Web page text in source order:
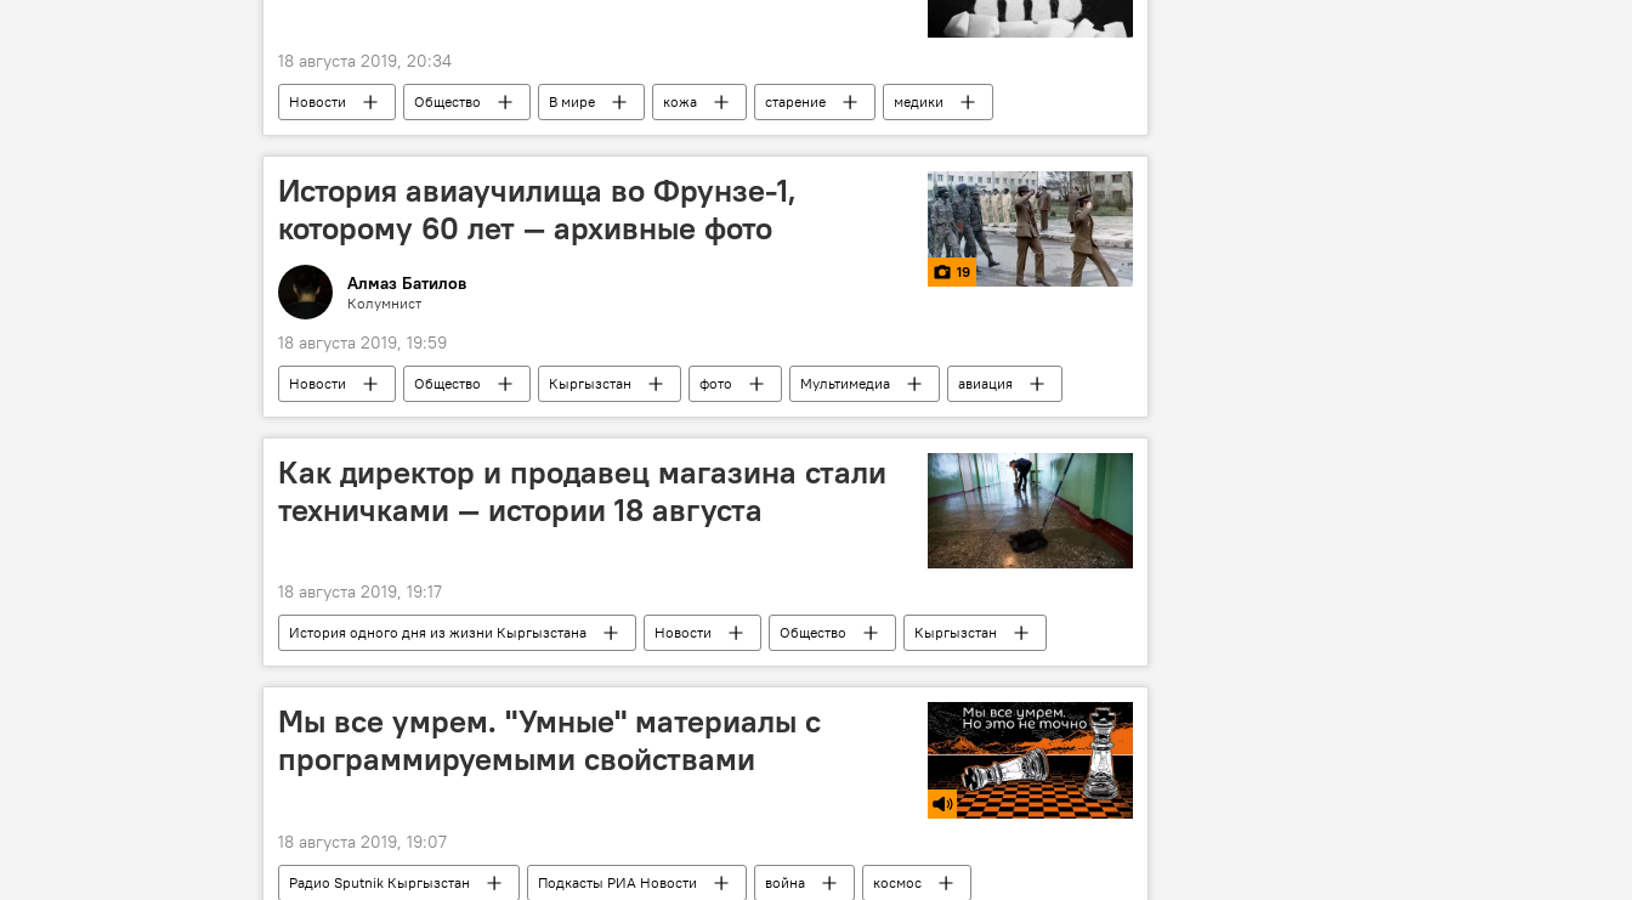
18 августа 2019, 20:34
Новости Общество В мире кожа старение
медики
питание
История авиаучилища во Фрунзе-1,
которому 60 лет — архивные фото
19
Алмаз Батилов
Колумнист
18 августа 2019, 19:59
Новости Общество Кыргызстан фото Мультимедиа
авиация
училище
Фрунзе летчик курсант
Как директор и продавец магазина стали
техничками — истории 18 августа
18 августа 2019, 19:17
История одного дня из жизни Кыргызстана Новости Общество
Кыргызстан
дата
события история Происшествия
Мы все умрем. "Умные" материалы с
программируемыми свойствами
18 августа 2019, 19:07
Радио Sputnik Кыргызстан Подкасты РИА Новости война космос